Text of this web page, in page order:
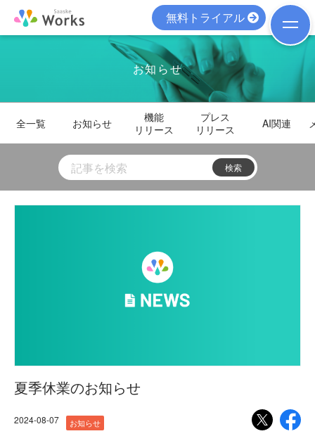
無料トライアル
お知らせ
全一覧 お知らせ
機能
リリース
プレス
リリース
AI関連
夏季休業のお知らせ
2024-08-07 お知らせ